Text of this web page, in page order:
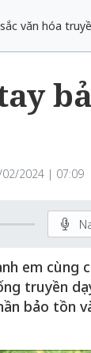
văn hóa
02/2024 | 07:09
em cùng
truyền
bảo tồn